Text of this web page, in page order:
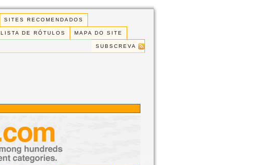
SITES RECOMENDADOS
LISTA DE RÓTULOS MAPA DO SITE
SUBSCREVA